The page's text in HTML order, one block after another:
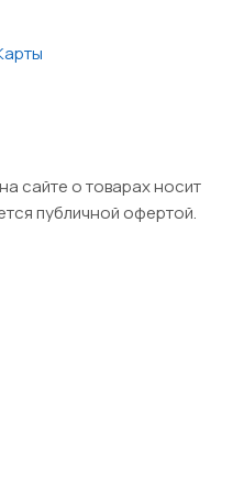
сайте о товарах носит
публичной офертой.